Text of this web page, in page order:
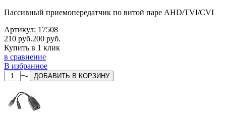
Пассивный приемопередатчик по витой паре AHD/TVI/CVI
Артикул: 17508
210 руб.200 руб.
Купить в 1 клик
в сравнение
В избранное
+- ДОБАВИТЬ В КОРЗИНУ